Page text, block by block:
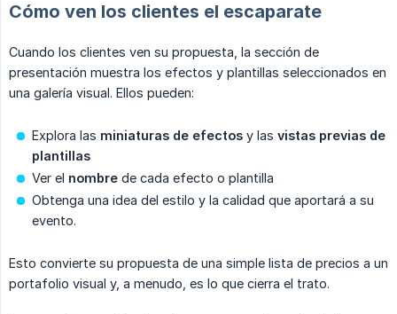
Cómo ven los clientes el escaparate
Cuando los clientes ven su propuesta, la sección de
presentación muestra los efectos y plantillas seleccionados en
una galería visual. Ellos pueden:
Explora las miniaturas de efectos y las vistas previas de
plantillas
Ver el nombre de cada efecto o plantilla
Obtenga una idea del estilo y la calidad que aportará a su
evento.
Esto convierte su propuesta de una simple lista de precios a un
portafolio visual y, a menudo, es lo que cierra el trato.